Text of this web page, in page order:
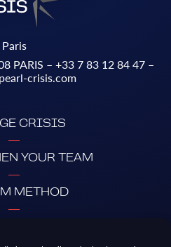
Paris
PARIS – +33 7 83 12 84 47 –
crisis.com
CRISIS
YOUR TEAM
METHOD